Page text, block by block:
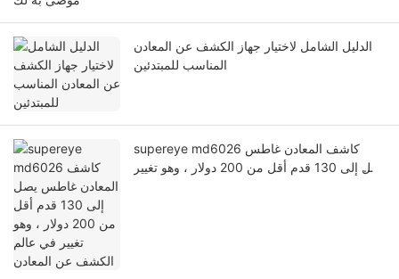
الدليل الشامل لاختيار جهاز الكشف عن المعادن
المناسب للمبتدئين
supereye md6026 كاشف المعادن غاطس
يصل إلى 130 قدم أقل من 200 دولار ، وهو تغيير